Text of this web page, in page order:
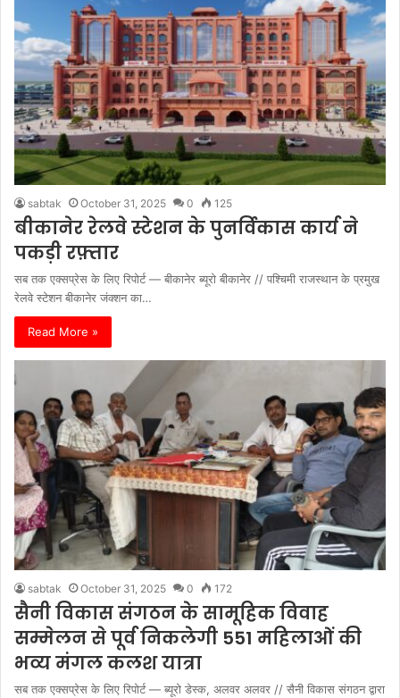
sabtak October 31, 2025 0 125
बीकानेर रेलवे स्टेशन के पुनर्विकास कार्य ने
पकड़ी रफ़्तार
सब तक एक्सप्रेस के लिए रिपोर्ट — बीकानेर ब्यूरो बीकानेर // पश्चिमी राजस्थान के प्रमुख
रेलवे स्टेशन बीकानेर जंक्शन का…
Read More »
sabtak October 31, 2025 0 172
सैनी विकास संगठन के सामूहिक विवाह
सम्मेलन से पूर्व निकलेगी 551 महिलाओं की
भव्य मंगल कलश यात्रा
सब तक एक्सप्रेस के लिए रिपोर्ट — ब्यूरो डेस्क, अलवर अलवर // सैनी विकास संगठन द्वारा